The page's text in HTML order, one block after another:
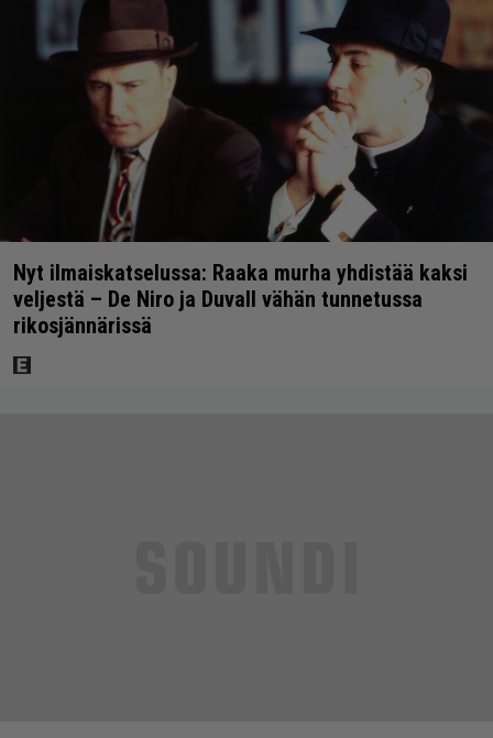
Nyt ilmaiskatselussa: Raaka murha yhdistää kaksi
veljestä – De Niro ja Duvall vähän tunnetussa
rikosjännärissä